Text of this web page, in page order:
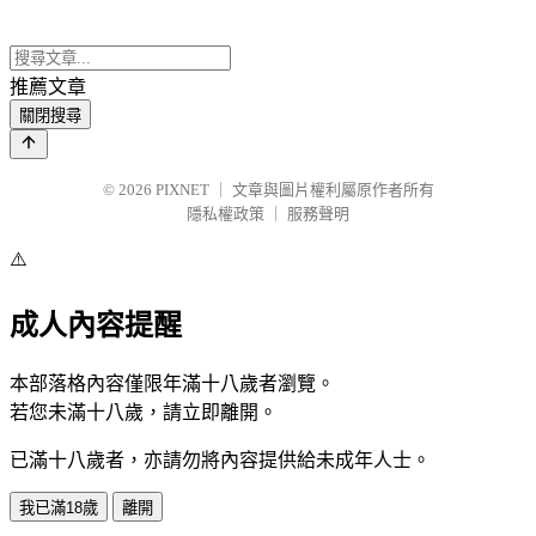
推薦文章
關閉搜尋
© 2026 PIXNET
文章與圖片權利屬原作者所有
隱私權政策
服務聲明
⚠️
成人內容提醒
本部落格內容僅限年滿十八歲者瀏覽。
若您未滿十八歲，請立即離開。
已滿十八歲者，亦請勿將內容提供給未成年人士。
我已滿18歲 離開